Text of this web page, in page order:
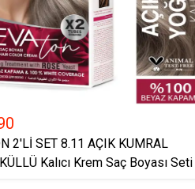
2'Lİ SET 8.11 AÇIK KUMRAL
Kalıcı Krem Saç Boyası Seti